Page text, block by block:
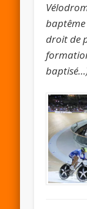
droit de